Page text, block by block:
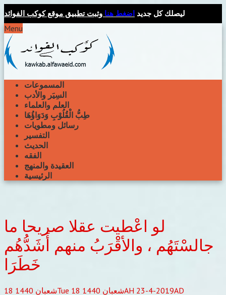
ليصلك كل جديد اضغط هنا وثبت تطبيق موقع كوكب الفوائد
Menu
المسموعات
السِيَر والأدب
العلم والعلماء
طِبُّ الْقُلُوْبِ وَدَوَاؤُهَا
رسائل ومطويات
التفسير
الحديث
الفقه
العقيدة والمنهج
الرئيسية
لو اعْطيت عقلا صريحا ما
جالسْتَهُم ، والأقْرَبُ منهم أَشَدُّهُم
خَطَرَا
18 شعبان 1440 Tue 18 شعبان 1440AH 23-4-2019AD